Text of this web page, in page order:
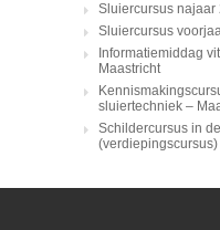
Sluiercursus najaar
Sluiercursus
Informatiemiddag
Maastricht
sluiertechniek –
Schildercursus in